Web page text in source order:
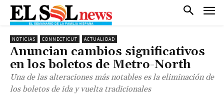
NOTICIAS CONNECTICUT ACTUALIDAD
Anuncian cambios significativos
en los boletos de Metro-North
Una de las alteraciones más notables es la eliminación de
los boletos de ida y vuelta tradicionales